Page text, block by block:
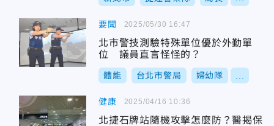
要聞
北市警技測驗特殊單位優於外勤單
位 議員直言怪怪的？
體能 台北市警局 婦幼隊
2025/05/30 16:47
健康
北捷石牌站隨機攻擊怎麼防？醫揭保
2025/04/16 10:36